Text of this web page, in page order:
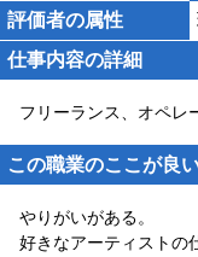
評価者の属性
仕事内容の詳細
フリーランス、オペレ
この職業のここが良
やりがいがある。
好きなアーティストの